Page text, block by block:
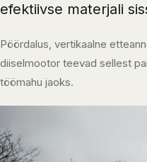
efektiivse materjali
Pöördalus, vertikaalne
diiselmootor teevad sellest
töömahu jaoks.